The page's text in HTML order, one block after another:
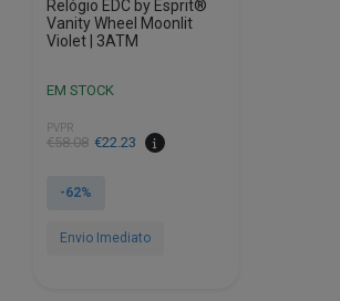
Relógio EDC by Esprit®
Vanity Wheel Moonlit
Violet | 3ATM
EM STOCK
PVPR
€58.08
O
original
€58.08.
€22.23
O
atual
€22.23.
-62%
Envio Imediato